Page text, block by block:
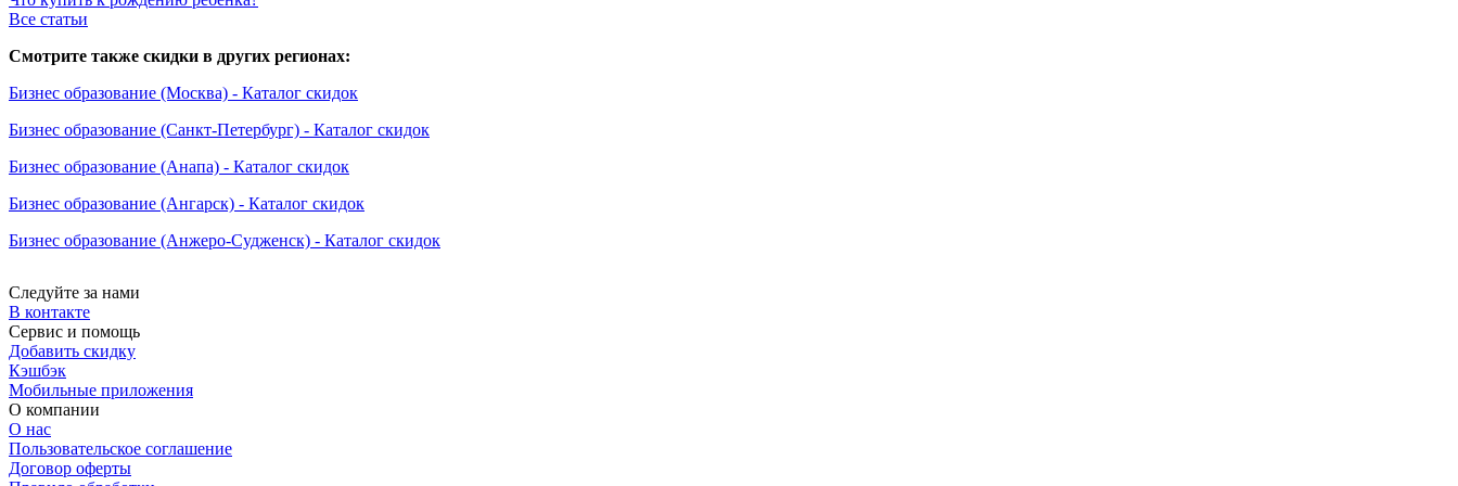
Все статьи
Смотрите также скидки в других регионах:
Бизнес образование (Москва) - Каталог скидок
Бизнес образование (Санкт-Петербург) - Каталог скидок
Бизнес образование (Анапа) - Каталог скидок
Бизнес образование (Ангарск) - Каталог скидок
Бизнес образование (Анжеро-Судженск) - Каталог скидок
Следуйте за нами
В контакте
Сервис и помощь
Добавить скидку
Кэшбэк
Мобильные приложения
О компании
О нас
Пользовательское соглашение
Договор оферты